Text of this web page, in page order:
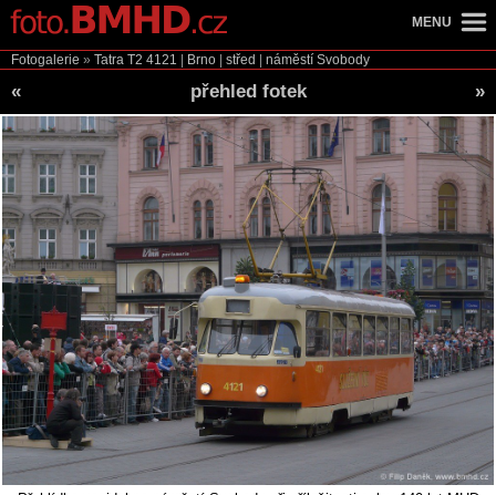
Fotogalerie » Tatra T2 4121 Brno střed náměstí Svobody
« přehled fotek »
MENU